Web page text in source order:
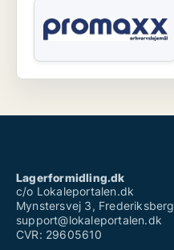
Lagerformidling.dk
c/o Lokaleportalen.dk
Mynstersvej 3, Frederiksberg
support@lokaleportalen.dk
CVR: 29605610